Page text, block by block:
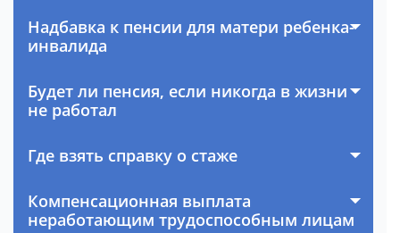
Надбавка к пенсии для матери ребенка-
инвалида
Будет ли пенсия, если никогда в жизни
не работал
Где взять справку о стаже
Компенсационная выплата
неработающим трудоспособным лицам